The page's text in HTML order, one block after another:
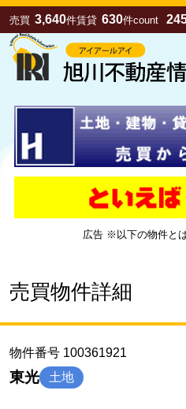
売買 3,640件賃貸 630件count
広告 ※以下の物件と
売買物件詳細
物件番号 100361921
東光 土地